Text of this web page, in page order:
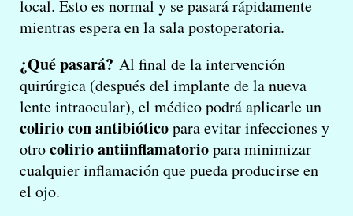
local. Esto es normal y se pasará rápidamente
mientras espera en la sala postoperatoria.
¿Qué pasará? Al final de la intervención
quirúrgica (después del implante de la nueva
lente intraocular), el médico podrá aplicarle un
colirio con antibióticopara evitar infecciones y
otrocolirio antiinflamatoriopara minimizar
cualquier inflamación que pueda producirse en
el ojo.